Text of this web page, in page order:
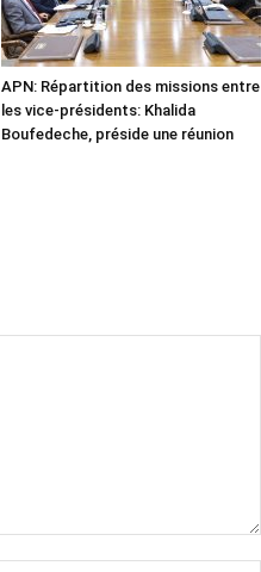
APN: Répartition des missions entre
les vice-présidents: Khalida
Boufedeche, préside une réunion